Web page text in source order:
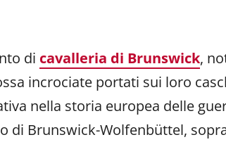
di cavalleria di Brunswick,
incrociate portati sui loro
nella storia europea delle
di Brunswick-Wolfenbüttel,